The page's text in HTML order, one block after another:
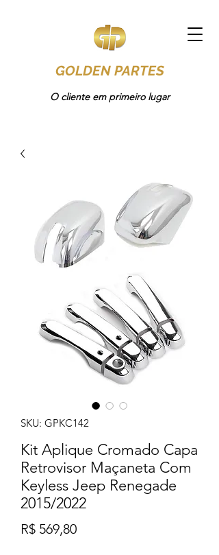
GOLDEN PARTES
O cliente em primeiro lugar
SKU: GPKC142
Kit Aplique Cromado Capa
Retrovisor Maçaneta Com
Keyless Jeep Renegade
2015/2022
R$ 569,80Preço